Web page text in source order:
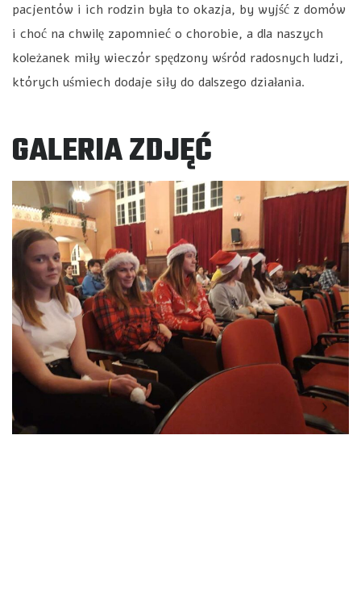
pacjentów i ich rodzin była to okazja, by wyjść z domów
i choć na chwilę zapomnieć o chorobie, a dla naszych
koleżanek miły wieczór spędzony wśród radosnych ludzi,
których uśmiech dodaje siły do dalszego działania.
GALERIA ZDJĘĆ